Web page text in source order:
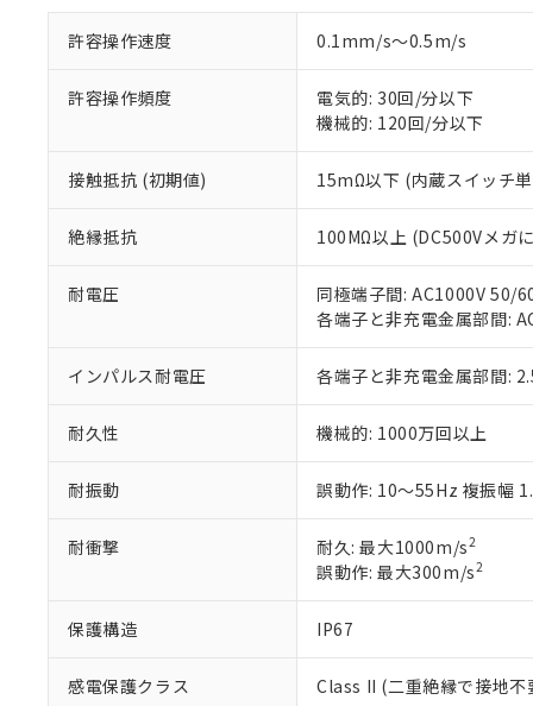
許容操作速度 0.1mm/s～0.5m/s
許容操作頻度
電気的: 30回/分以下
機械的: 120回/分以下
接触抵抗 (初期値) 15mΩ以下 (内蔵スイッチ
絶縁抵抗 100MΩ以上 (DC500Vメガ
耐電圧
同極端子間: AC1000V 50/
各端子と非充電金属部間:
インパルス耐電圧 各端子と非充電金属部間:
耐久性 機械的: 1000万回以上
耐振動 誤動作: 10～55Hz 複振幅
耐衝撃 耐久: 最大1000m/s2
誤動作: 最大300m/s2
保護構造 IP67
感電保護クラス Class II (二重絶縁で接地不
以下の条件をお読
本サービス
くものです。
当社制御機
在庫状況お
のであり、
正式な納期
当社販売員
オムロン制御
在庫状況お
す。
マイパーツ
お客様が当
が、当社の
※当社の共同
いる法人を
があります。
*EU RoHS指令（10物質
鉛(Pb) 1000ppm以下、
六価クロム(Cr(Ⅵ))
フタル酸ビス(2-エチル
ル（DBP） 1000ppm以
但し、RoHS指令で産
フタル酸エステル類の
※2 対応予定月
部品在庫の切り替
※3 非含有証明
EU RoHS指令（
51物質の非含有証
※本証明書は発行
また、RoHS指令
り割愛しておりま
※1 中国
「○」：最大均質
「×」：最大均質
「－」：未確認で
Pb(鉛) :1000ppm、 Hg(
DEHP(フタル酸ビス(2-
※2 環境保護使
「ｅ」：有害物質
「10」：通常の使
味します。
「－」：未確認で
当社は、こ
う）を輸出
などの必要
当社は規制
当社は貴社
置等に一切使
また当社は
たしません。
記
説明
－
在庫な
白